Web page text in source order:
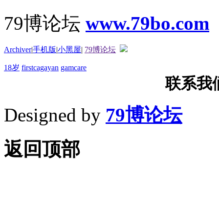
79博论坛 www.79bo.com
Archiver|手机版|小黑屋| 79博论坛
18岁 firstcagayan gamcare
联系我
Designed by 79博论坛
返回顶部